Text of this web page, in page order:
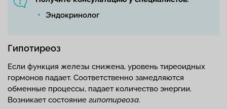
Эндокринолог
Гипотиреоз
Если функция железы снижена, уровень тиреоидных
гормонов падает. Соответственно замедляются
обменные процессы, падает количество энергии.
Возникает состояние гипотиреоза.